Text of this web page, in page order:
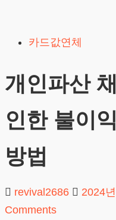
content
카드값연체
개인파산
인한 불이
방법
revival2686 2024
Comments